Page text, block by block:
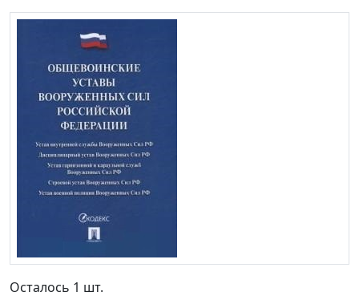
Осталось 1 шт.